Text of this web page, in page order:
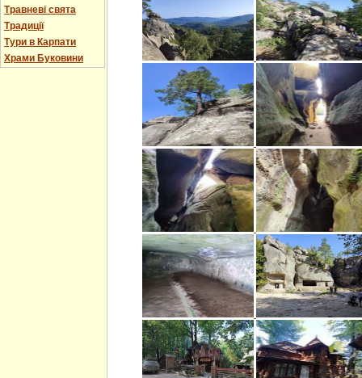
Травневі свята
Традиції
Тури в Карпати
Храми Буковини